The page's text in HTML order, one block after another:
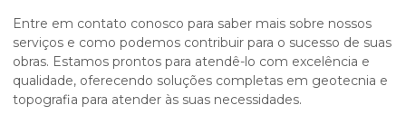
Entre em contato conosco para saber mais sobre nossos
serviços e como podemos contribuir para o sucesso de suas
obras. Estamos prontos para atendê-lo com excelência e
qualidade, oferecendo soluções completas em geotecnia e
topografia para atender às suas necessidades.